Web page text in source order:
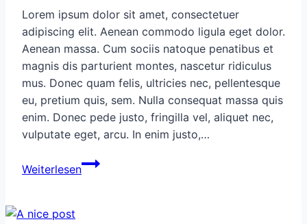
Lorem ipsum dolor sit amet, consectetuer
adipiscing elit. Aenean commodo ligula eget dolor.
Aenean massa. Cum sociis natoque penatibus et
magnis dis parturient montes, nascetur ridiculus
mus. Donec quam felis, ultricies nec, pellentesque
eu, pretium quis, sem. Nulla consequat massa quis
enim. Donec pede justo, fringilla vel, aliquet nec,
vulputate eget, arcu. In enim justo,…
Weiterlesen
A
nice